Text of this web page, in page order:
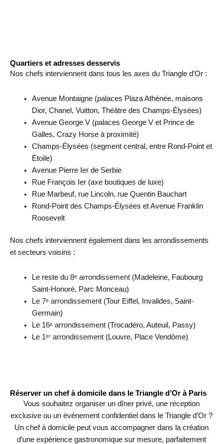
Quartiers et adresses desservis
Nos chefs interviennent dans tous les axes du Triangle d’Or :
Avenue Montaigne (palaces Plaza Athénée, maisons
Dior, Chanel, Vuitton, Théâtre des Champs-Élysées)
Avenue George V (palaces George V et Prince de
Galles, Crazy Horse à proximité)
Champs-Élysées (segment central, entre Rond-Point et
Étoile)
Avenue Pierre Ier de Serbie
Rue François Ier (axe boutiques de luxe)
Rue Marbeuf, rue Lincoln, rue Quentin Bauchart
Rond-Point des Champs-Élysées et Avenue Franklin
Roosevelt
Nos chefs interviennent également dans les arrondissements
et secteurs voisins :
Le reste du 8ᵉ arrondissement(Madeleine, Faubourg
Saint-Honoré, Parc Monceau)
Le 7ᵉ arrondissement(Tour Eiffel, Invalides, Saint-
Germain)
Le 16ᵉ arrondissement(Trocadéro, Auteuil, Passy)
Le 1ᵉʳ arrondissement(Louvre, Place Vendôme)
Réserver un chef à domicile dans le Triangle d’Or à Paris
Vous souhaitez organiser un dîner privé, une réception
exclusive ou un événement confidentiel dans le Triangle d’Or ?
Un chef à domicile peut vous accompagner dans la création
d’une expérience gastronomique sur mesure, parfaitement